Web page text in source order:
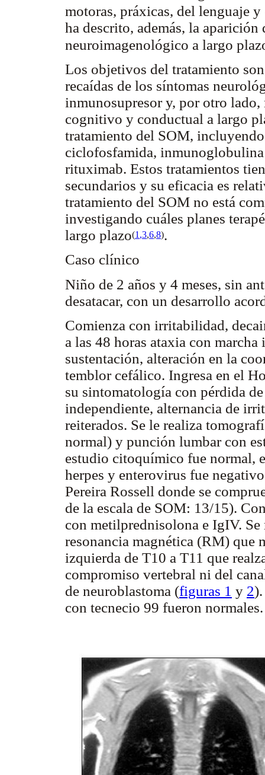
motoras, práxicas, del lenguaje
ha descrito, además, la
neuroimagenológico a largo
Los objetivos del tratamiento
recaídas de los síntomas
inmunosupresor y, por otro
cognitivo y conductual a largo
tratamiento del SOM,
ciclofosfamida,
rituximab. Estos tratamientos
secundarios y su eficacia es
tratamiento del SOM no está
investigando cuáles planes
largo plazo(1 ,3,6,8).
Caso clínico
Niño de 2 años y 4 meses, sin
desatacar, con un desarrollo
Comienza con irritabilidad,
a las 48 horas ataxia con marcha
sustentación, alteración en la
temblor cefálico. Ingresa en el
su sintomatología con pérdida
independiente, alternancia de
reiterados. Se le realiza
normal) y punción lumbar con
estudio citoquímico fue normal,
herpes y enterovirus fue
Pereira Rossell donde se
de la escala de SOM: 13/15).
con metilprednisolona e IgIV.
resonancia magnética (RM) que
izquierda de T10 a T11 que
compromiso vertebral ni del
de neuroblastoma (figuras 1 y 2
con tecnecio 99 fueron normales.